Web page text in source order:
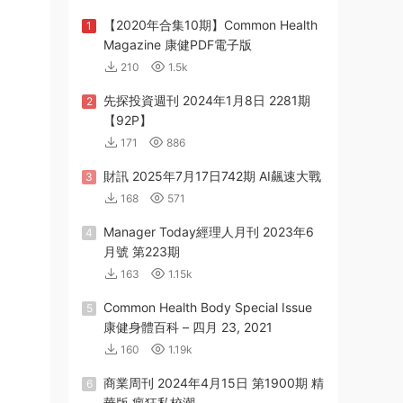
1
【2020年合集10期】Common Health
Magazine 康健PDF電子版
210 1.5k
2
先探投資週刊 2024年1月8日 2281期
【92P】
171 886
3 財訊 2025年7月17日742期 AI飆速大戰
168 571
4
Manager Today經理人月刊 2023年6
月號 第223期
163 1.15k
5
Common Health Body Special Issue
康健身體百科 – 四月 23, 2021
160 1.19k
6
商業周刊 2024年4月15日 第1900期 精